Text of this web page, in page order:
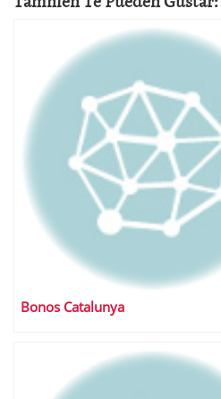
Bonos Catalunya